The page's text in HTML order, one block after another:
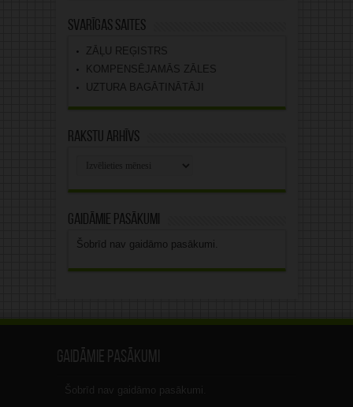
Svarīgas saites
ZĀĻU REĢISTRS
KOMPENSĒJAMĀS ZĀLES
UZTURA BAGĀTINĀTĀJI
Rakstu arhīvs
Gaidāmie pasākumi
Šobrīd nav gaidāmo pasākumi.
Gaidāmie pasākumi
Šobrīd nav gaidāmo pasākumi.